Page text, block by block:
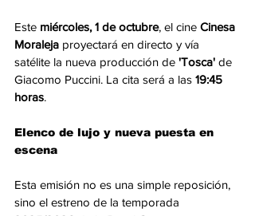
Este miércoles, 1 de octubre, el cine Cinesa
Moraleja proyectará en directo y vía
satélite la nueva producción de 'Tosca' de
Giacomo Puccini. La cita será a las 19:45
horas.
Elenco de lujo y nueva puesta en
escena
Esta emisión no es una simple reposición,
sino el estreno de la temporada